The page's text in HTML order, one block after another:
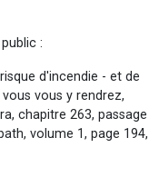
:
d'incendie - et de
vous y rendrez,
chapitre 263, passage
volume 1, page 194,